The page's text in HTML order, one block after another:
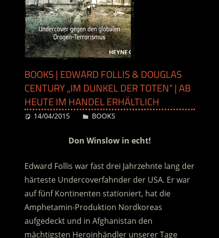
BOOKS | EDWARD FOLLIS & DOUGLAS
CENTURY „IM DUNKEL DER TOTEN“ | AB
HEUTE IM HANDEL ERHÄLTLICH
14/04/2015 Desiree
BOOKS
Don Winslow in echt!
Edward Follis war fast drei Jahrzehnte lang der
härteste Undercoverfahnder der USA. Er war
auf fünf Kontinenten stationiert, hat die
Amphetamin-Produktion Nordkoreas
aufgedeckt und in Afghanistan den
mächtigsten Heroinhändler unserer Tage